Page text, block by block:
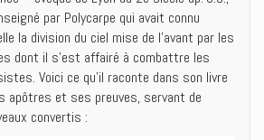
par Polycarpe qui avait connu
la division du ciel mise de l’avant par les
dont il s’est affairé à combattre les
Voici ce qu’il raconte dans son livre
apôtres et ses preuves, servant de
convertis :